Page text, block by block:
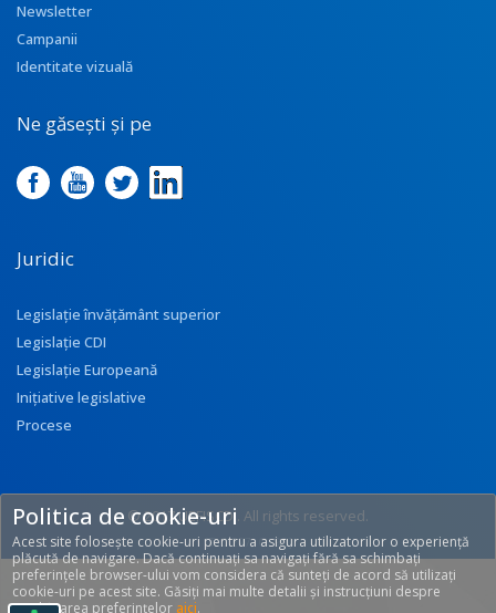
Newsletter
Campanii
Identitate vizuală
Ne găsești și pe
Juridic
Legislație învățământ superior
Legislație CDI
Legislație Europeană
Inițiative legislative
Procese
© 2017 UEFISCDI. All rights reserved.
[T: 0.227, O: 92]
Politica de cookie-uri
Acest site folosește cookie-uri pentru a asigura utilizatorilor o experiență
plăcută de navigare. Dacă continuați sa navigați fără sa schimbați
preferințele browser-ului vom considera că sunteți de acord să utilizați
cookie-uri pe acest site. Găsiți mai multe detalii și instrucțiuni despre
modificarea preferințelor aici.